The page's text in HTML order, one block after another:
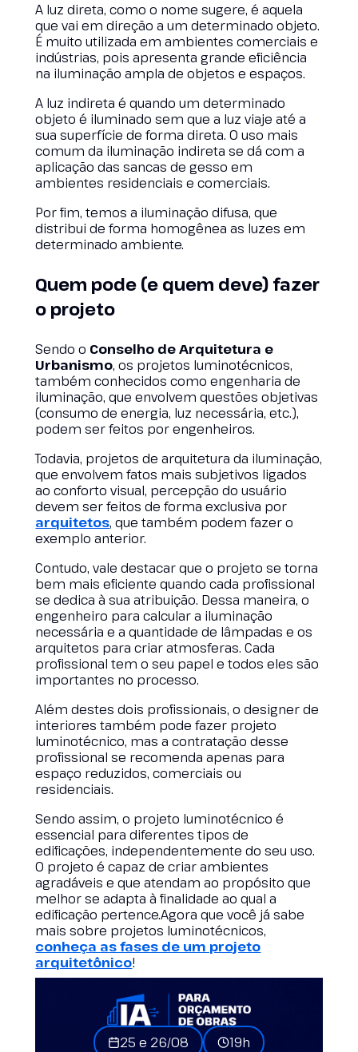
A luz direta, como o nome sugere, é aquela
que vai em direção a um determinado objeto.
É muito utilizada em ambientes comerciais e
indústrias, pois apresenta grande eficiência
na iluminação ampla de objetos e espaços.
A luz indireta é quando um determinado
objeto é iluminado sem que a luz viaje até a
sua superfície de forma direta. O uso mais
comum da iluminação indireta se dá com a
aplicação das sancas de gesso em
ambientes residenciais e comerciais.
Por fim, temos a iluminação difusa, que
distribui de forma homogênea as luzes em
determinado ambiente.
Quem pode (e quem deve) fazer
o projeto
Sendo o Conselho de Arquitetura e
Urbanismo, os projetos luminotécnicos,
também conhecidos como engenharia de
iluminação, que envolvem questões objetivas
(consumo de energia, luz necessária, etc.),
podem ser feitos por engenheiros.
Todavia, projetos de arquitetura da iluminação,
que envolvem fatos mais subjetivos ligados
ao conforto visual, percepção do usuário
devem ser feitos de forma exclusiva por
arquitetos, que também podem fazer o
exemplo anterior.
Contudo, vale destacar que o projeto se torna
bem mais eficiente quando cada profissional
se dedica à sua atribuição. Dessa maneira, o
engenheiro para calcular a iluminação
necessária e a quantidade de lâmpadas e os
arquitetos para criar atmosferas. Cada
profissional tem o seu papel e todos eles são
importantes no processo.
Além destes dois profissionais, o designer de
interiores também pode fazer projeto
luminotécnico, mas a contratação desse
profissional se recomenda apenas para
espaço reduzidos, comerciais ou
residenciais.
Sendo assim, o projeto luminotécnico é
essencial para diferentes tipos de
edificações, independentemente do seu uso.
O projeto é capaz de criar ambientes
agradáveis e que atendam ao propósito que
melhor se adapta à finalidade ao qual a
edificação pertence.Agora que você já sabe
mais sobre projetos luminotécnicos,
conheça as fases de um projeto
arquitetônico!
25 e 26/08 19h